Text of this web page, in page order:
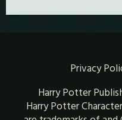
Privacy
Harry Potter
Harry Potter